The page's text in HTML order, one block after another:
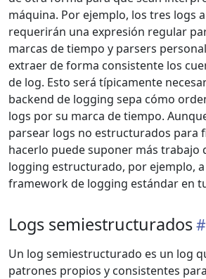
máquina. Por ejemplo, los tres logs
requerirán una expresión regular
marcas de tiempo y parsers
extraer de forma consistente los
de log. Esto será típicamente
backend de logging sepa cómo
logs por su marca de tiempo.
parsear logs no estructurados para
hacerlo puede suponer más trabajo
logging estructurado, por ejemplo,
framework de logging estándar en
Logs semiestructurados
Un log semiestructurado es un log
patrones propios y consistentes